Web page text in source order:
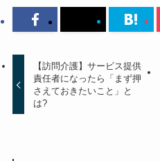
【訪問介護】サービス提供
責任者になったら「まず押
さえておきたいこと」と
は?